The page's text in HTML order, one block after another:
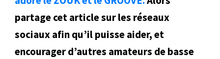
partage cet article sur les réseaux
sociaux afin qu’il puisse aider, et
encourager d’autres amateurs de basse